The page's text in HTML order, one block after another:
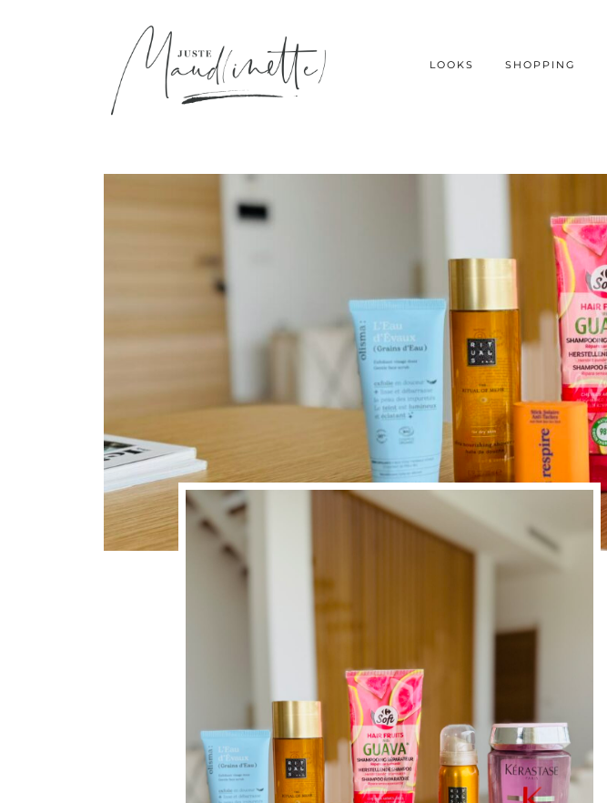
LOOKS SHOPPING